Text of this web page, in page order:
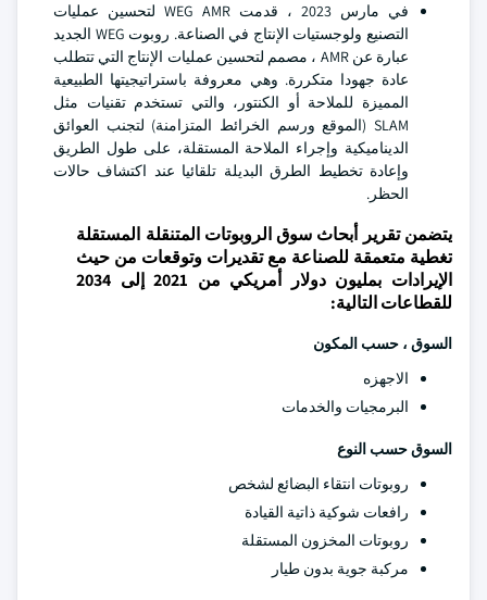
في مارس 2023 ، قدمت WEG AMR لتحسين عمليات
التصنيع ولوجستيات الإنتاج في الصناعة. روبوت WEG الجديد
عبارة عن AMR ، مصمم لتحسين عمليات الإنتاج التي تتطلب
عادة جهودا متكررة. وهي معروفة باستراتيجيتها الطبيعية
المميزة للملاحة أو الكنتور، والتي تستخدم تقنيات مثل
SLAM (الموقع ورسم الخرائط المتزامنة) لتجنب العوائق
الديناميكية وإجراء الملاحة المستقلة، على طول الطريق
وإعادة تخطيط الطرق البديلة تلقائيا عند اكتشاف حالات
الحظر.
يتضمن تقرير أبحاث سوق الروبوتات المتنقلة المستقلة
تغطية متعمقة للصناعة مع تقديرات وتوقعات من حيث
الإيرادات بمليون دولار أمريكي من 2021 إلى 2034
للقطاعات التالية:
السوق ، حسب المكون
الاجهزه
البرمجيات والخدمات
السوق حسب النوع
روبوتات انتقاء البضائع لشخص
رافعات شوكية ذاتية القيادة
روبوتات المخزون المستقلة
مركبة جوية بدون طيار